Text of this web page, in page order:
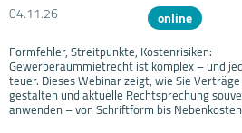
04.11.26 online
Formfehler, Streitpunkte, Kostenrisiken:
Gewerberaummietrecht ist komplex – und
teuer. Dieses Webinar zeigt, wie Sie
gestalten und aktuelle Rechtsprechung
anwenden – von Schriftform bis